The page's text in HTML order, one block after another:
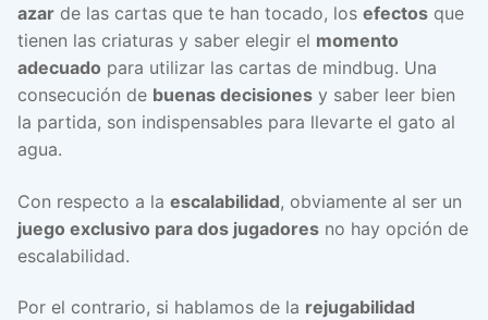
azar de las cartas que te han tocado, los efectos que
tienen las criaturas y saber elegir el momento
adecuado para utilizar las cartas de mindbug. Una
consecución de buenas decisiones y saber leer bien
la partida, son indispensables para llevarte el gato al
agua.
Con respecto a la escalabilidad, obviamente al ser un
juego exclusivo para dos jugadores no hay opción de
escalabilidad.
Por el contrario, si hablamos de la rejugabilidad